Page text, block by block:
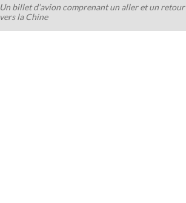
Un billet d’avion comprenant un aller et un retour
vers la Chine